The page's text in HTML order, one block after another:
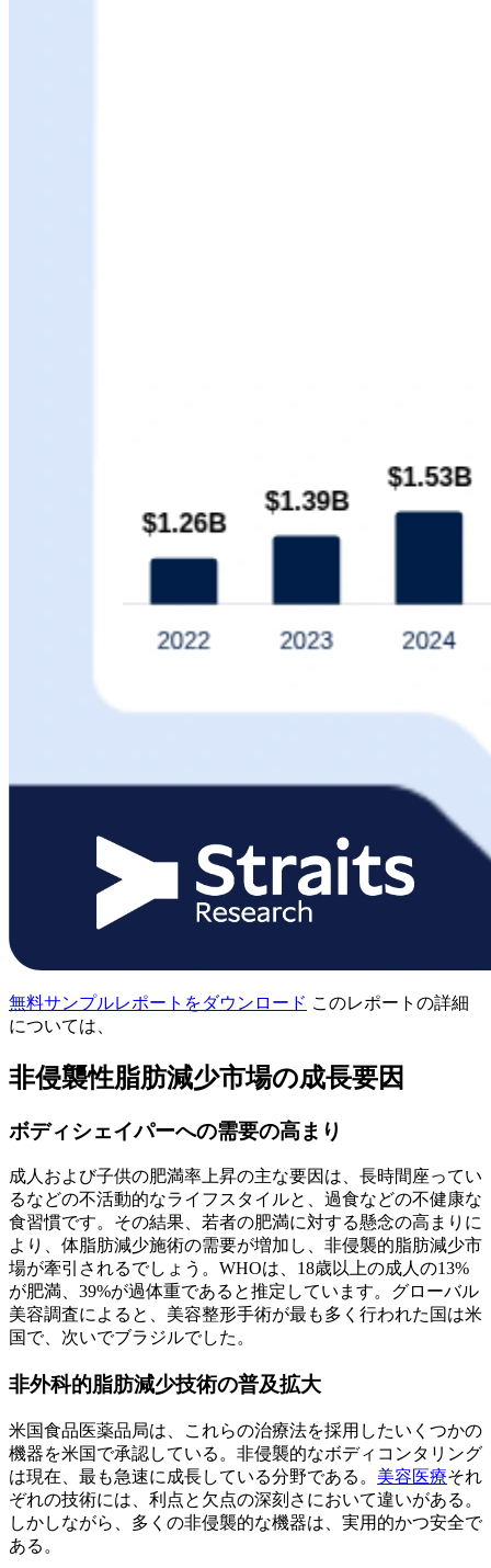
無料サンプルレポートをダウンロード このレポートの詳細
については、
非侵襲性脂肪減少市場の成長要因
ボディシェイパーへの需要の高まり
成人および子供の肥満率上昇の主な要因は、長時間座ってい
るなどの不活動的なライフスタイルと、過食などの不健康な
食習慣です。その結果、若者の肥満に対する懸念の高まりに
より、体脂肪減少施術の需要が増加し、非侵襲的脂肪減少市
場が牽引されるでしょう。WHOは、18歳以上の成人の13%
が肥満、39%が過体重であると推定しています。グローバル
美容調査によると、美容整形手術が最も多く行われた国は米
国で、次いでブラジルでした。
非外科的脂肪減少技術の普及拡大
米国食品医薬品局は、これらの治療法を採用したいくつかの
機器を米国で承認している。非侵襲的なボディコンタリング
は現在、最も急速に成長している分野である。 美容医療それ
ぞれの技術には、利点と欠点の深刻さにおいて違いがある。
しかしながら、多くの非侵襲的な機器は、実用的かつ安全で
ある。